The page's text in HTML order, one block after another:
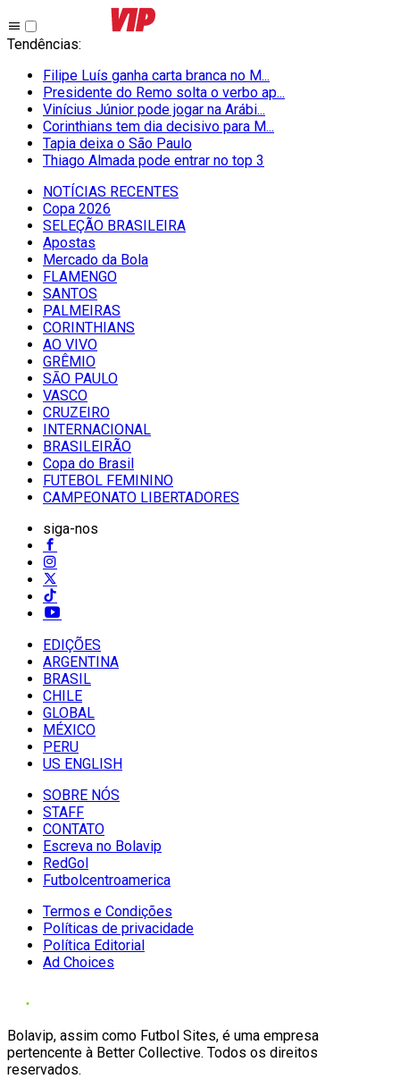
Tendências:
Filipe Luís ganha carta branca no M...
Presidente do Remo solta o verbo ap...
Vinícius Júnior pode jogar na Arábi...
Corinthians tem dia decisivo para M...
Tapia deixa o São Paulo
Thiago Almada pode entrar no top 3
NOTÍCIAS RECENTES
Copa 2026
SELEÇÃO BRASILEIRA
Apostas
Mercado da Bola
FLAMENGO
SANTOS
PALMEIRAS
CORINTHIANS
AO VIVO
GRÊMIO
SĀO PAULO
VASCO
CRUZEIRO
INTERNACIONAL
BRASILEIRÃO
Copa do Brasil
FUTEBOL FEMININO
CAMPEONATO LIBERTADORES
siga-nos
EDIÇÕES
ARGENTINA
BRASIL
CHILE
GLOBAL
MÉXICO
PERU
US ENGLISH
SOBRE NÓS
STAFF
CONTATO
Escreva no Bolavip
RedGol
Futbolcentroamerica
Termos e Condições
Políticas de privacidade
Política Editorial
Ad Choices
Bolavip, assim como Futbol Sites, é uma empresa
pertencente à Better Collective. Todos os direitos
reservados.